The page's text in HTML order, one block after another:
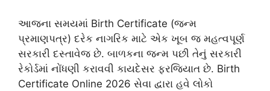
આજના સમયમાં Birth Certificate (જન્મ
પ્રમાણપત્ર) દરેક નાગરિક માટે એક ખૂબ જ મહત્વપૂર્ણ
સરકારી દસ્તાવેજ છે. બાળકના જન્મ પછી તેનું સરકારી
રેકોર્ડમાં નોંધણી કરાવવી કાયદેસર ફરજિયાત છે. Birth
Certificate Online 2026 સેવા દ્વારા હવે લોકો